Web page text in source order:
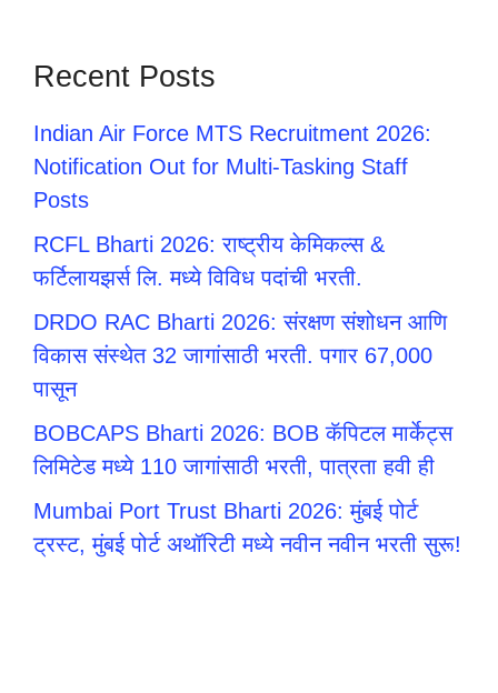
Recent Posts
Indian Air Force MTS Recruitment 2026:
Notification Out for Multi-Tasking Staff
Posts
RCFL Bharti 2026: राष्ट्रीय केमिकल्स &
फर्टिलायझर्स लि. मध्ये विविध पदांची भरती.
DRDO RAC Bharti 2026: संरक्षण संशोधन आणि
विकास संस्थेत 32 जागांसाठी भरती. पगार 67,000
पासून
BOBCAPS Bharti 2026: BOB कॅपिटल मार्केट्स
लिमिटेड मध्ये 110 जागांसाठी भरती, पात्रता हवी ही
Mumbai Port Trust Bharti 2026: मुंबई पोर्ट
ट्रस्ट, मुंबई पोर्ट अथॉरिटी मध्ये नवीन नवीन भरती सुरू!